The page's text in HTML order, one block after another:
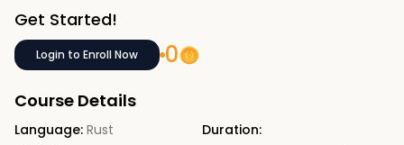
Get Started!
Login to Enroll Now 0
Course Details
Language: Rust
Duration: